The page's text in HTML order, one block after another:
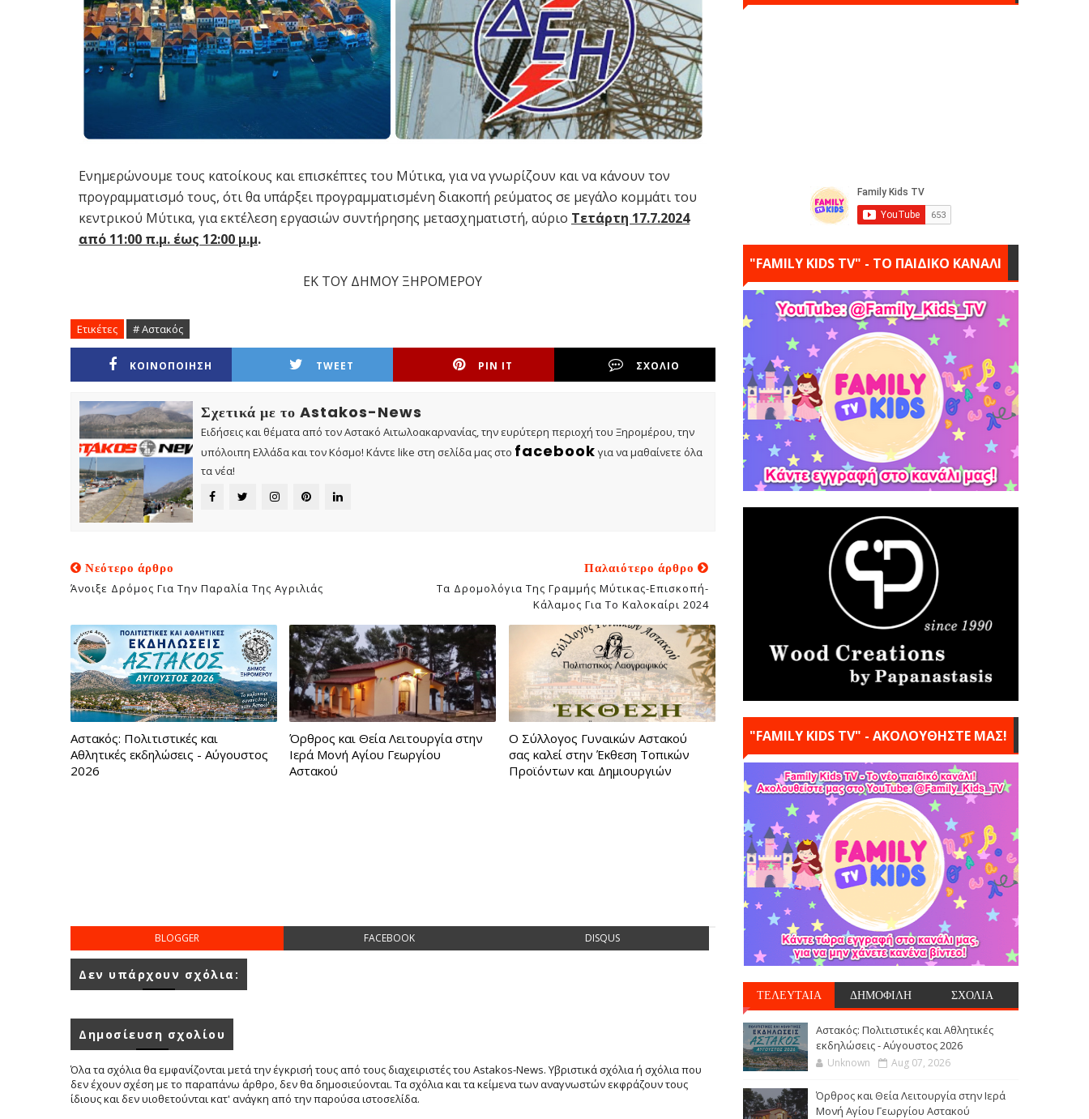
Ενημερώνουμε τους κατοίκους και επισκέπτες του Μύτικα, για να γνωρίζουν και να κάνουν τον
προγραμματισμό τους, ότι θα υπάρξει προγραμματισμένη διακοπή ρεύματος σε μεγάλο κομμάτι του
κεντρικού Μύτικα, για εκτέλεση εργασιών συντήρησης μετασχηματιστή, αύριο Τετάρτη 17.7.2024
από 11:00 π.μ. έως 12:00 μ.μ.
ΕΚ ΤΟΥ ΔΗΜΟΥ ΞΗΡΟΜΕΡΟΥ
Ετικέτες # Αστακός
ΚΟΙΝΟΠΟΙΗΣΗ TWEET PIN IT ΣΧΟΛΙΟ
Σχετικά με το Astakos-News
Ειδήσεις και θέματα από τον Αστακό Αιτωλοακαρνανίας, την ευρύτερη περιοχή του Ξηρομέρου, την
υπόλοιπη Ελλάδα και τον Κόσμο! Κάντε like στη σελίδα μας στο facebook για να μαθαίνετε όλα
τα νέα!
Νεότερο άρθρο
Άνοιξε Δρόμος Για Την Παραλία Της Αγριλιάς
Παλαιότερο άρθρο
Τα Δρομολόγια Της Γραμμής Μύτικας-Επισκοπή-
Κάλαμος Για Το Καλοκαίρι 2024
Αστακός: Πολιτιστικές και
Αθλητικές εκδηλώσεις - Αύγουστος
2026
Όρθρος και Θεία Λειτουργία στην
Ιερά Μονή Αγίου Γεωργίου
Αστακού
Ο Σύλλογος Γυναικών Αστακού
σας καλεί στην Έκθεση Τοπικών
Προϊόντων και Δημιουργιών
BLOGGER FACEBOOK DISQUS
Δεν υπάρχουν σχόλια:
Δημοσίευση σχολίου
Όλα τα σχόλια θα εμφανίζονται μετά την έγκρισή τους από τους διαχειριστές του Astakos-News. Υβριστικά σχόλια ή σχόλια που
δεν έχουν σχέση με το παραπάνω άρθρο, δεν θα δημοσιεύονται. Τα σχόλια και τα κείμενα των αναγνωστών εκφράζουν τους
ίδιους και δεν υιοθετούνται κατ' ανάγκη από την παρούσα ιστοσελίδα.
"FAMILY KIDS TV" - ΤΟ ΠΑΙΔΙΚΟ ΚΑΝΑΛΙ
"FAMILY KIDS TV" - ΑΚΟΛΟΥΘΗΣΤΕ ΜΑΣ!
ΤΕΛΕΥΤΑΙΑ ΔΗΜΟΦΙΛΗ ΣΧΟΛΙΑ
Αστακός: Πολιτιστικές και Αθλητικές
εκδηλώσεις - Αύγουστος 2026
Unknown Aug 07, 2026
Όρθρος και Θεία Λειτουργία στην Ιερά
Μονή Αγίου Γεωργίου Αστακού